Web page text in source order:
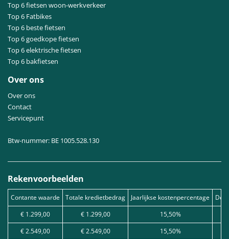
Top 6 fietsen woon-werkverkeer
Top 6 Fatbikes
Top 6 beste fietsen
Top 6 goedkope fietsen
Top 6 elektrische fietsen
Top 6 bakfietsen
Over ons
Over ons
Contact
Servicepunt
Btw-nummer: BE 1005.528.130
Rekenvoorbeelden
Contante waarde Totale kredietbedrag Jaarlijkse kostenpercentage
€ 1.299,00
€ 1.299,00
15,50%
€ 2.549,00
€ 2.549,00
15,50%